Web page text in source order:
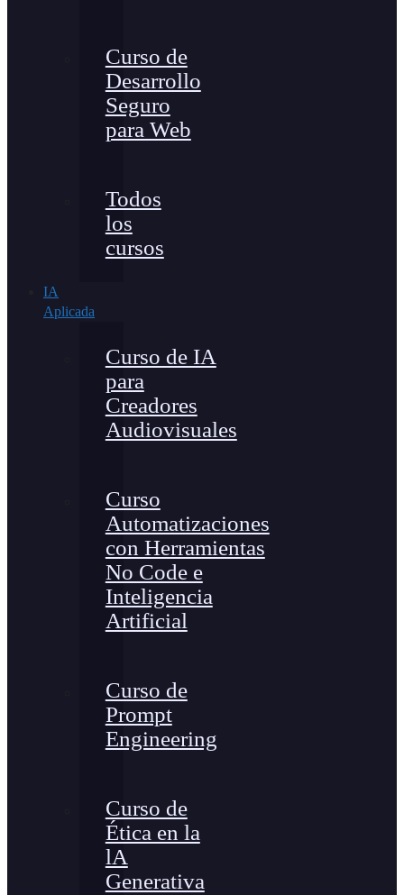
Curso de
Desarrollo
Seguro
para Web
Todos
los
cursos
IA
Aplicada
Curso de IA
para
Creadores
Audiovisuales
Curso
Automatizaciones
con Herramientas
No Code e
Inteligencia
Artificial
Curso de
Prompt
Engineering
Curso de
Ética en la
lA
Generativa